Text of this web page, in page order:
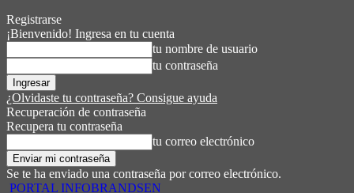
Registrarse
¡Bienvenido! Ingresa en tu cuenta
tu nombre de usuario
tu contraseña
¿Olvidaste tu contraseña? Consigue ayuda
Recuperación de contraseña
Recupera tu contraseña
tu correo electrónico
Se te ha enviado una contraseña por correo electrónico.
PORTAL INFOBRANDSEN